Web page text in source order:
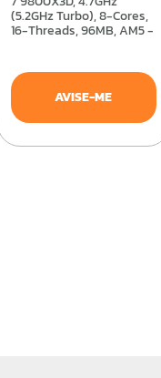
(5.2GHz Turbo), 8-Cores,
16-Threads, 96MB, AM5 -
AVISE-ME